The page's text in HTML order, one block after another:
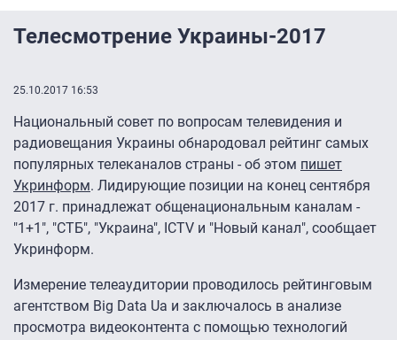
Телесмотрение Украины-2017
25.10.2017 16:53
Национальный совет по вопросам телевидения и
радиовещания Украины обнародовал рейтинг самых
популярных телеканалов страны - об этом пишет
Укринформ. Лидирующие позиции на конец сентября
2017 г. принадлежат общенациональным каналам -
"1+1", "СТБ", "Украина", ICTV и "Новый канал", сообщает
Укринформ.
Измерение телеаудитории проводилось рейтинговым
агентством Big Data Ua и заключалось в анализе
просмотра видеоконтента с помощью технологий